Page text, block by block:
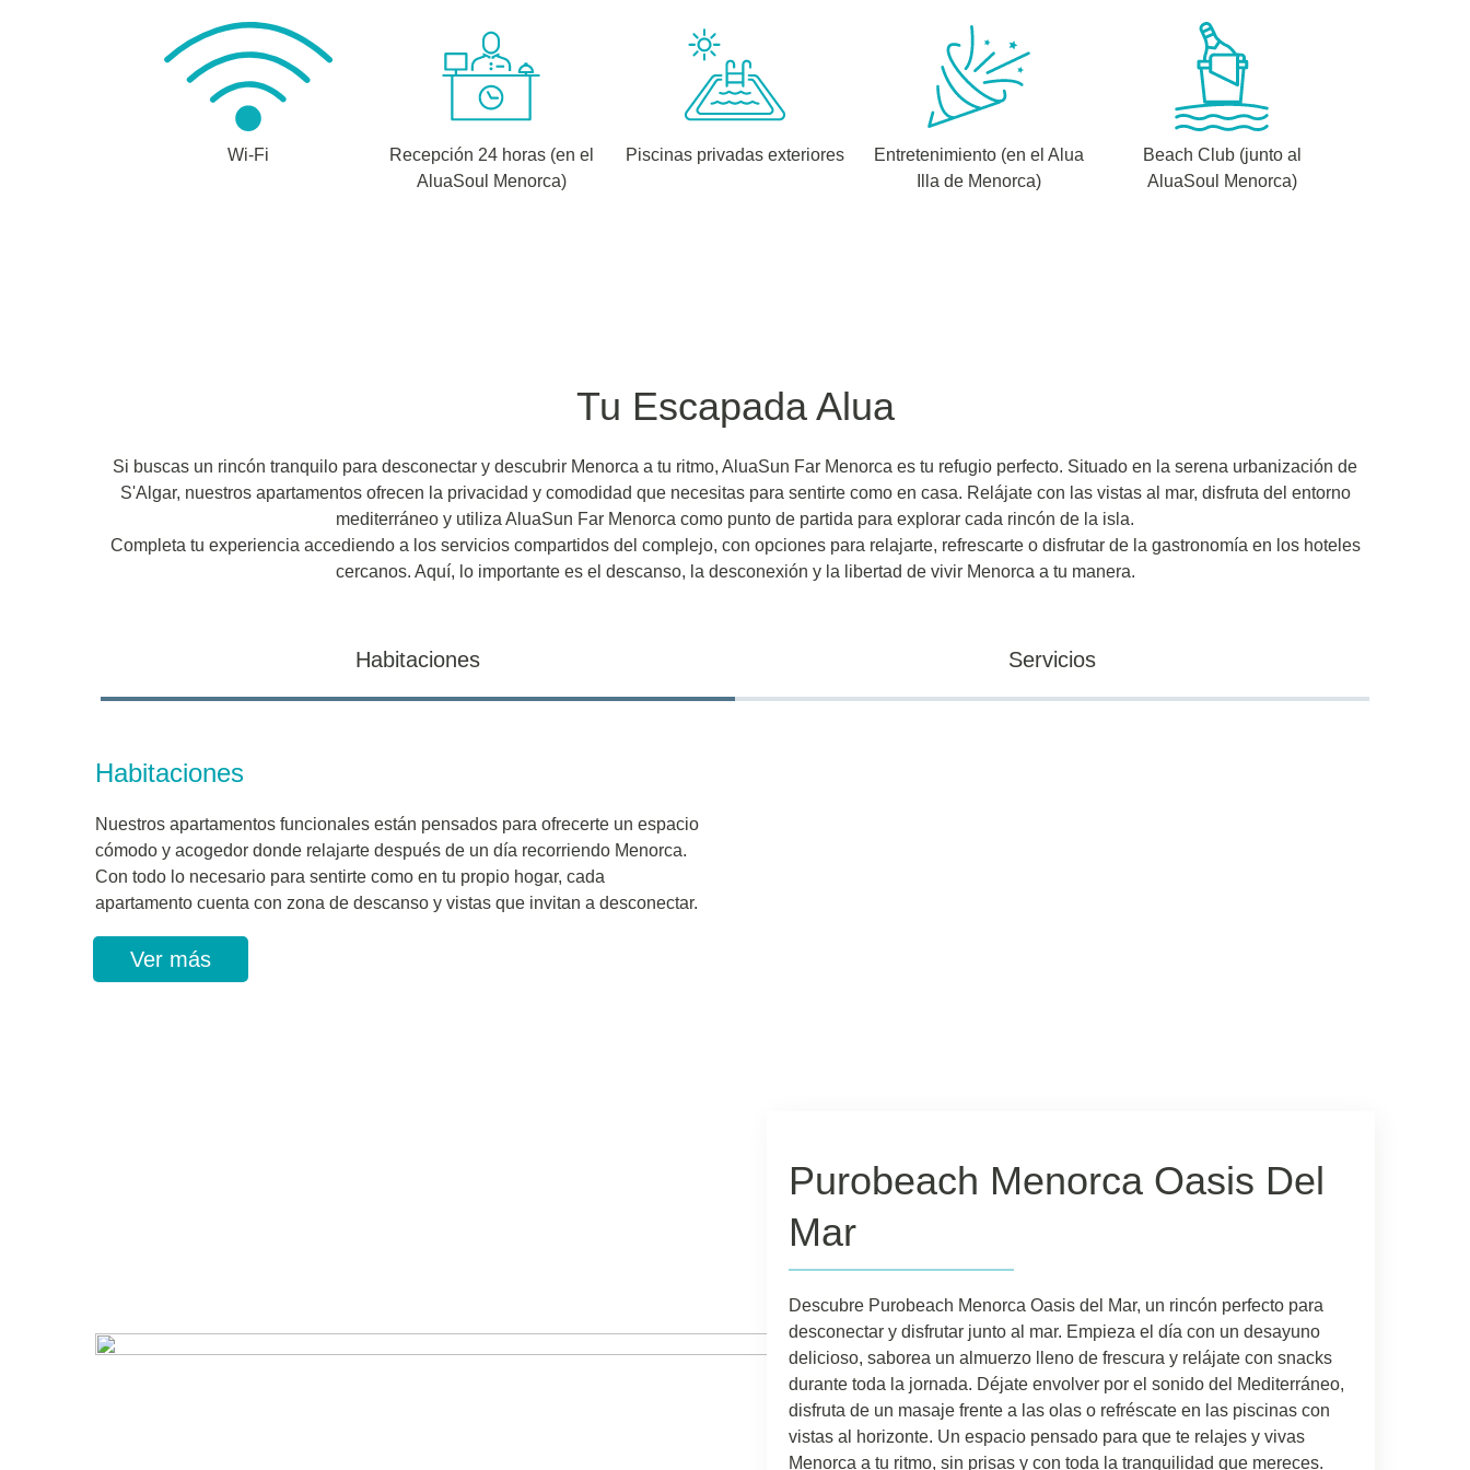
Wi-Fi
Recepción 24 horas (en el
AluaSoul Menorca)
Piscinas privadas exteriores
Entretenimiento (en el Alua
Illa de Menorca)
Beach Club (junto al
AluaSoul Menorca)
Tu Escapada Alua
Si buscas un rincón tranquilo para desconectar y descubrir Menorca a tu ritmo, AluaSun Far Menorca es tu refugio perfecto. Situado en la serena urbanización de
S'Algar, nuestros apartamentos ofrecen la privacidad y comodidad que necesitas para sentirte como en casa. Relájate con las vistas al mar, disfruta del entorno
mediterráneo y utiliza AluaSun Far Menorca como punto de partida para explorar cada rincón de la isla.
Completa tu experiencia accediendo a los servicios compartidos del complejo, con opciones para relajarte, refrescarte o disfrutar de la gastronomía en los hoteles
cercanos. Aquí, lo importante es el descanso, la desconexión y la libertad de vivir Menorca a tu manera.
Habitaciones Servicios
Habitaciones
Nuestros apartamentos funcionales están pensados para ofrecerte un espacio
cómodo y acogedor donde relajarte después de un día recorriendo Menorca.
Con todo lo necesario para sentirte como en tu propio hogar, cada
apartamento cuenta con zona de descanso y vistas que invitan a desconectar.
Ver más
Purobeach Menorca Oasis Del
Mar
Descubre Purobeach Menorca Oasis del Mar, un rincón perfecto para
desconectar y disfrutar junto al mar. Empieza el día con un desayuno
delicioso, saborea un almuerzo lleno de frescura y relájate con snacks
durante toda la jornada. Déjate envolver por el sonido del Mediterráneo,
disfruta de un masaje frente a las olas o refréscate en las piscinas con
vistas al horizonte. Un espacio pensado para que te relajes y vivas
Menorca a tu ritmo, sin prisas y con toda la tranquilidad que mereces.